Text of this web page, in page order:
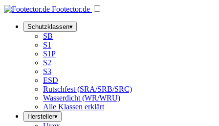
Footector.de
Schutzklassen▾
SB
S1
S1P
S2
S3
ESD
Rutschfest (SRA/SRB/SRC)
Wasserdicht (WR/WRU)
Alle Klassen erklärt
Hersteller▾